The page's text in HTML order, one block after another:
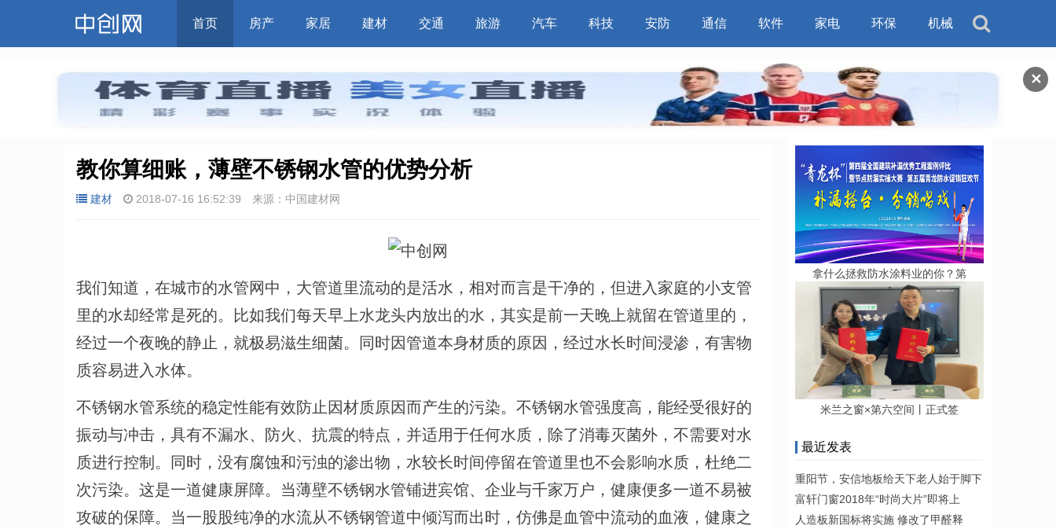
✕
首页 房产 家居 建材 交通 旅游 汽车 科技 安防 通信 软件 家电 环保 机械
教你算细账，薄壁不锈钢水管的优势分析
建材 2018-07-16 16:52:39 来源：中国建材网
我们知道，在城市的水管网中，大管道里流动的是活水，相对而言是干净的，但进入家庭的小支管
里的水却经常是死的。比如我们每天早上水龙头内放出的水，其实是前一天晚上就留在管道里的，
经过一个夜晚的静止，就极易滋生细菌。同时因管道本身材质的原因，经过水长时间浸渗，有害物
质容易进入水体。
不锈钢水管系统的稳定性能有效防止因材质原因而产生的污染。不锈钢水管强度高，能经受很好的
振动与冲击，具有不漏水、防火、抗震的特点，并适用于任何水质，除了消毒灭菌外，不需要对水
质进行控制。同时，没有腐蚀和污浊的渗出物，水较长时间停留在管道里也不会影响水质，杜绝二
次污染。这是一道健康屏障。当薄壁不锈钢水管铺进宾馆、企业与千家万户，健康便多一道不易被
攻破的保障。当一股股纯净的水流从不锈钢管道中倾泻而出时，仿佛是血管中流动的血液，健康之
拿什么拯救防水涂料业的你？第
米兰之窗×第六空间丨正式签
最近发表
重阳节，安信地板给天下老人始于脚下
富轩门窗2018年“时尚大片”即将上
人造板新国标将实施 修改了甲醛释